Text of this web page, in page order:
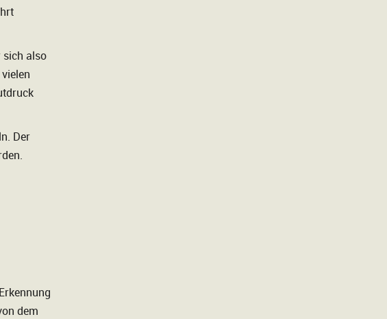
sich also
Der
dem